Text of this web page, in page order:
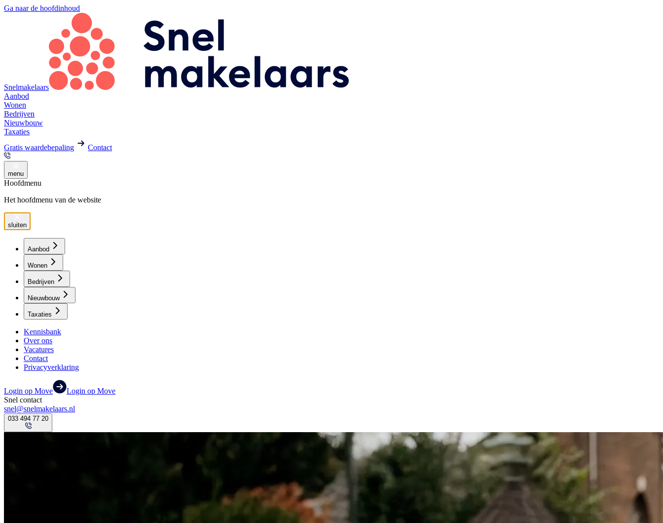
Ga naar de hoofdinhoud
Snelmakelaars
Aanbod
Wonen
Bedrijven
Nieuwbouw
Taxaties
Gratis waardebepaling
Contact
menu
Hoofdmenu
Het hoofdmenu van de website
sluiten
Aanbod
Wonen
Bedrijven
Nieuwbouw
Taxaties
Kennisbank
Over ons
Vacatures
Contact
Privacyverklaring
Login op Move
Login op Move
Snel contact
snel@snelmakelaars.nl
033 494 77 20